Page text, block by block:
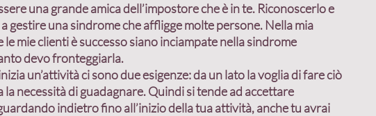
una grande amica dell’impostore che è in te. Riconoscerlo e
gestire una sindrome che affligge molte persone. Nella mia
mie clienti è successo siano inciampate nella sindrome
devo fronteggiarla.
un’attività ci sono due esigenze: da un lato la voglia di fare ciò
la necessità di guadagnare. Quindi si tende ad accettare
indietro fino all’inizio della tua attività, anche tu avrai